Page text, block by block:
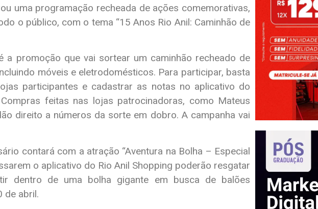
uma programação recheada de ações comemorativas,
o público, com o tema “15 Anos Rio Anil: Caminhão de
a promoção que vai sortear um caminhão recheado de
móveis e eletrodomésticos. Para participar, basta
participantes e cadastrar as notas no aplicativo do
feitas nas lojas patrocinadoras, como Mateus
direito a números da sorte em dobro. A campanha vai
contará com a atração “Aventura na Bolha – Especial
o aplicativo do Rio Anil Shopping poderão resgatar
dentro de uma bolha gigante em busca de balões
de abril.